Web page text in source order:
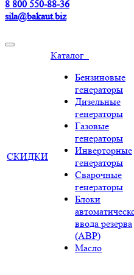
8 800 550-88-36
sila@bakaut.biz
СКИДКИ
Каталог
Бензиновые
генераторы
Дизельные
генераторы
Газовые
генераторы
Инверторные
генераторы
Сварочные
генераторы
Блоки
ввода резерва
(АВР)
Масло